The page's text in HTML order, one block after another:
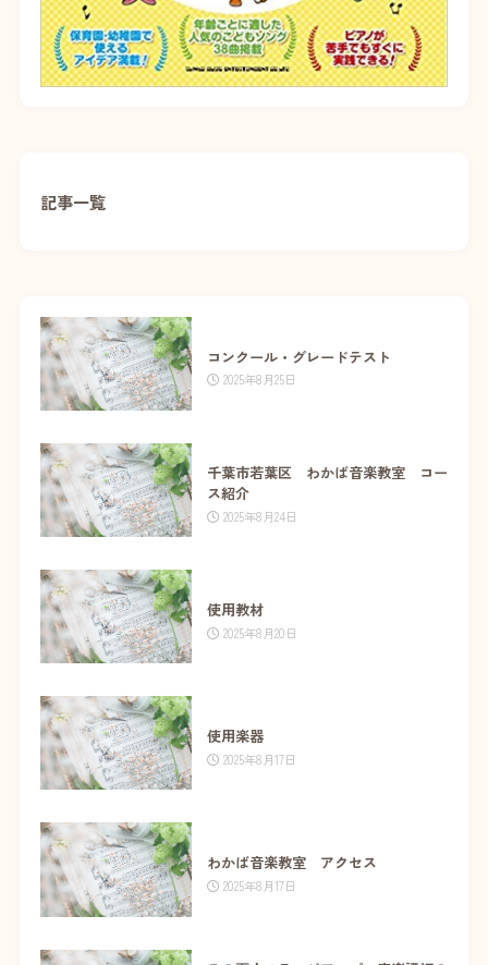
記事一覧
コンクール・グレードテスト
2025年8月25日
千葉市若葉区 わかば音楽教室 コー
ス紹介
2025年8月24日
使用教材
2025年8月20日
使用楽器
2025年8月17日
わかば音楽教室 アクセス
2025年8月17日